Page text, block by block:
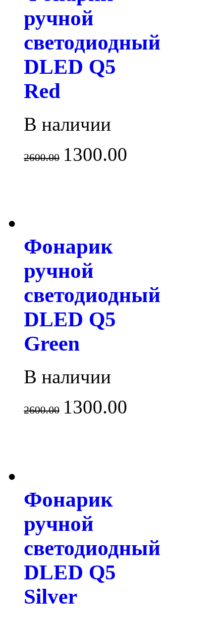
ручной
светодиодный
DLED Q5
Red
В наличии
2600.00 1300.00
Фонарик
ручной
светодиодный
DLED Q5
Green
В наличии
2600.00 1300.00
Фонарик
ручной
светодиодный
DLED Q5
Silver